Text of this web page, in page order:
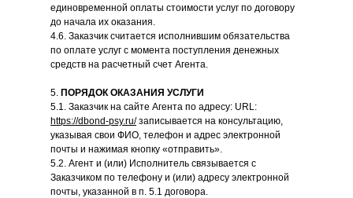
единовременной оплаты стоимости услуг по договору
до начала их оказания.
4.6. Заказчик считается исполнившим обязательства
по оплате услуг с момента поступления денежных
средств на расчетный счет Агента.
5. ПОРЯДОК ОКАЗАНИЯ УСЛУГИ
5.1. Заказчик на сайте Агента по адресу: URL:
https://dbond-psy.ru/записывается на консультацию,
указывая свои ФИО, телефон и адрес электронной
почты и нажимая кнопку «отправить».
5.2. Агент и (или) Исполнитель связывается с
Заказчиком по телефону и (или) адресу электронной
почты, указанной в п. 5.1 договора.